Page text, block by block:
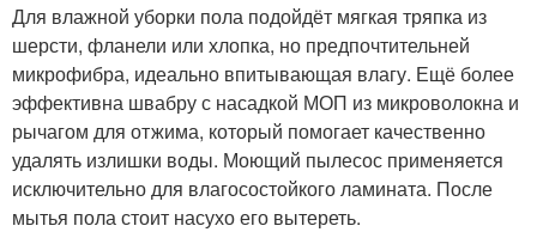
Для влажной уборки пола подойдёт мягкая тряпка из
шерсти, фланели или хлопка, но предпочтительней
микрофибра, идеально впитывающая влагу. Ещё более
эффективна швабру с насадкой МОП из микроволокна и
рычагом для отжима, который помогает качественно
удалять излишки воды. Моющий пылесос применяется
исключительно для влагосостойкого ламината. После
мытья пола стоит насухо его вытереть.